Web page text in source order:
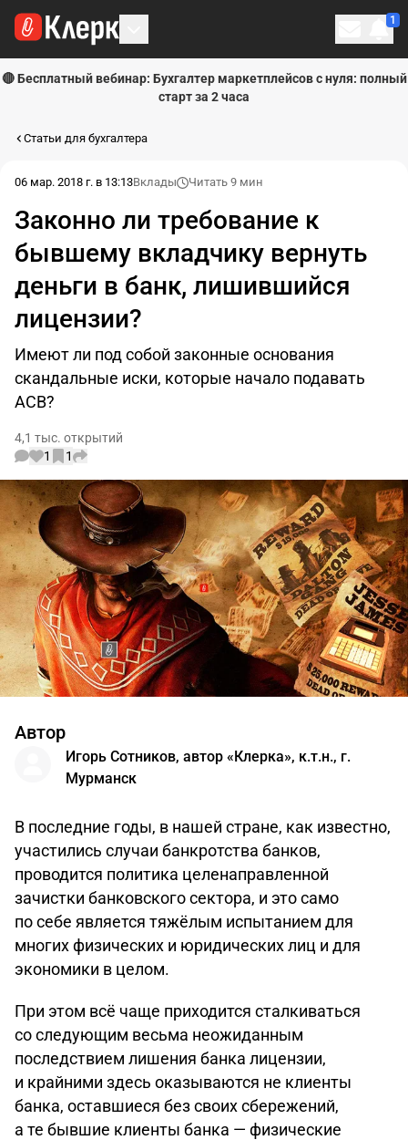
1
🔴 Бесплатный вебинар: Бухгалтер маркетплейсов с нуля: полный
старт за 2 часа
Статьи для бухгалтера
06 мар. 2018 г. в 13:13Вклады Читать 9 мин
Законно ли требование к
бывшему вкладчику вернуть
деньги в банк, лишившийся
лицензии?
Имеют ли под собой законные основания
скандальные иски, которые начало подавать
АСВ?
4,1 тыс. открытий
1
1
Автор
Игорь Сотников, автор «Клерка», к.т.н., г.
Мурманск
В последние годы, в нашей стране, как известно,
участились случаи банкротства банков,
проводится политика целенаправленной
зачистки банковского сектора, и это само
по себе является тяжёлым испытанием для
многих физических и юридических лиц и для
экономики в целом.
При этом всё чаще приходится сталкиваться
со следующим весьма неожиданным
последствием лишения банка лицензии,
и крайними здесь оказываются не клиенты
банка, оставшиеся без своих сбережений,
а те бывшие клиенты банка — физические